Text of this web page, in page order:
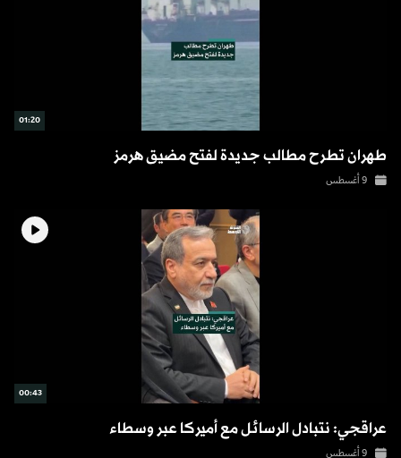
01:20
طهران تطرح مطالب جديدة لفتح مضيق هرمز
9 أغسطس
00:43
عراقجي: نتبادل الرسائل مع أميركا عبر وسطاء
9 أغسطس